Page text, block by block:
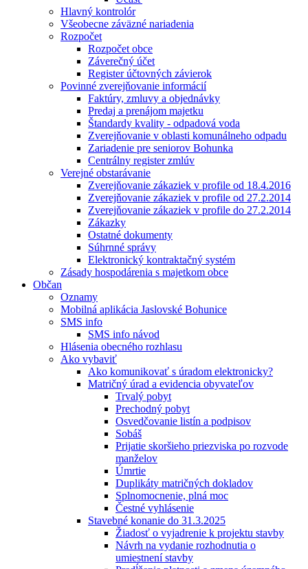
Hlavný kontrolór
Všeobecne záväzné nariadenia
Rozpočet
Rozpočet obce
Záverečný účet
Register účtovných závierok
Povinné zverejňovanie informácií
Faktúry, zmluvy a objednávky
Predaj a prenájom majetku
Štandardy kvality - odpadová voda
Zverejňovanie v oblasti komunálneho odpadu
Zariadenie pre seniorov Bohunka
Centrálny register zmlúv
Verejné obstarávanie
Zverejňovanie zákaziek v profile od 18.4.2016
Zverejňovanie zákaziek v profile od 27.2.2014
Zverejňovanie zákaziek v profile do 27.2.2014
Zákazky
Ostatné dokumenty
Súhrnné správy
Elektronický kontraktačný systém
Zásady hospodárenia s majetkom obce
Občan
Oznamy
Mobilná aplikácia Jaslovské Bohunice
SMS info
SMS info návod
Hlásenia obecného rozhlasu
Ako vybaviť
Ako komunikovať s úradom elektronicky?
Matričný úrad a evidencia obyvateľov
Trvalý pobyt
Prechodný pobyt
Osvedčovanie listín a podpisov
Sobáš
Prijatie skoršieho priezviska po rozvode
manželov
Úmrtie
Duplikáty matričných dokladov
Splnomocnenie, plná moc
Čestné vyhlásenie
Stavebné konanie do 31.3.2025
Žiadosť o vyjadrenie k projektu stavby
Návrh na vydanie rozhodnutia o
umiestnení stavby